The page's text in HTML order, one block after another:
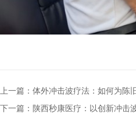
上一篇：体外冲击波疗法：如何为陈
下一篇：陕西秒康医疗：以创新冲击